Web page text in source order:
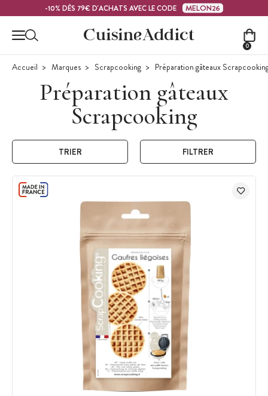
Contenu principal-10% DÈS 79€ D'ACHATS AVEC LE CODE MELON26
0
Accueil Marques Scrapcooking Préparation gâteaux
Préparation gâteaux
Scrapcooking
TRIER FILTRER